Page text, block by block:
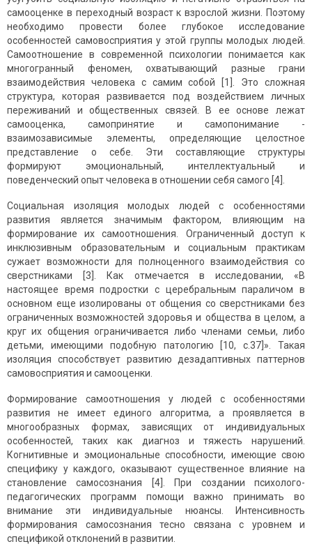
самооценке в переходный возраст к взрослой жизни. Поэтому
необходимо провести более глубокое исследование
особенностей самовосприятия у этой группы молодых людей.
Самоотношение в современной психологии понимается как
многогранный феномен, охватывающий разные грани
взаимодействия человека с самим собой [1]. Это сложная
структура, которая развивается под воздействием личных
переживаний и общественных связей. В ее основе лежат
самооценка, самопринятие и самопонимание -
взаимозависимые элементы, определяющие целостное
представление о себе. Эти составляющие структуры
формируют эмоциональный, интеллектуальный и
поведенческий опыт человека в отношении себя самого [4].
Социальная изоляция молодых людей с особенностями
развития является значимым фактором, влияющим на
формирование их самоотношения. Ограниченный доступ к
инклюзивным образовательным и социальным практикам
сужает возможности для полноценного взаимодействия со
сверстниками [3]. Как отмечается в исследовании, «В
настоящее время подростки с церебральным параличом в
основном еще изолированы от общения со сверстниками без
ограниченных возможностей здоровья и общества в целом, а
круг их общения ограничивается либо членами семьи, либо
детьми, имеющими подобную патологию [10, c.37]». Такая
изоляция способствует развитию дезадаптивных паттернов
самовосприятия и самооценки.
Формирование самоотношения у людей с особенностями
развития не имеет единого алгоритма, а проявляется в
многообразных формах, зависящих от индивидуальных
особенностей, таких как диагноз и тяжесть нарушений.
Когнитивные и эмоциональные способности, имеющие свою
специфику у каждого, оказывают существенное влияние на
становление самосознания [4]. При создании психолого-
педагогических программ помощи важно принимать во
внимание эти индивидуальные нюансы. Интенсивность
формирования самосознания тесно связана с уровнем и
спецификой отклонений в развитии.